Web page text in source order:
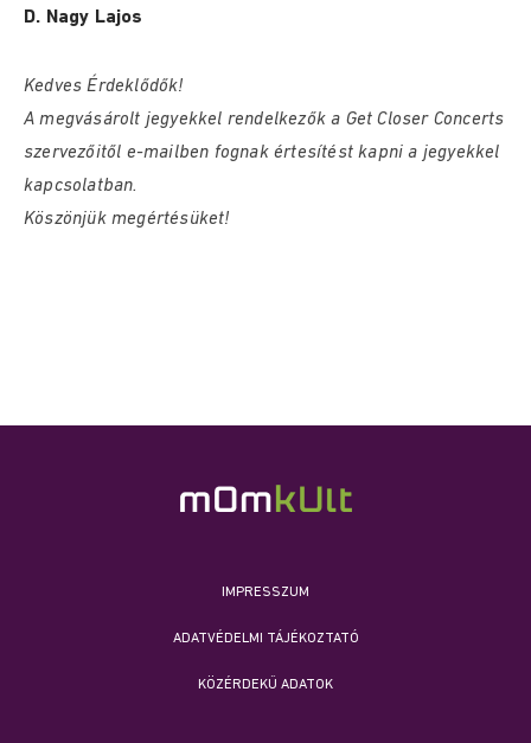
D. Nagy Lajos
Kedves Érdeklődők!
A megvásárolt jegyekkel rendelkezők a Get Closer Concerts
szervezőitől e-mailben fognak értesítést kapni a jegyekkel
kapcsolatban.
Köszönjük megértésüket!
IMPRESSZUM
ADATVÉDELMI TÁJÉKOZTATÓ
KÖZÉRDEKŰ ADATOK